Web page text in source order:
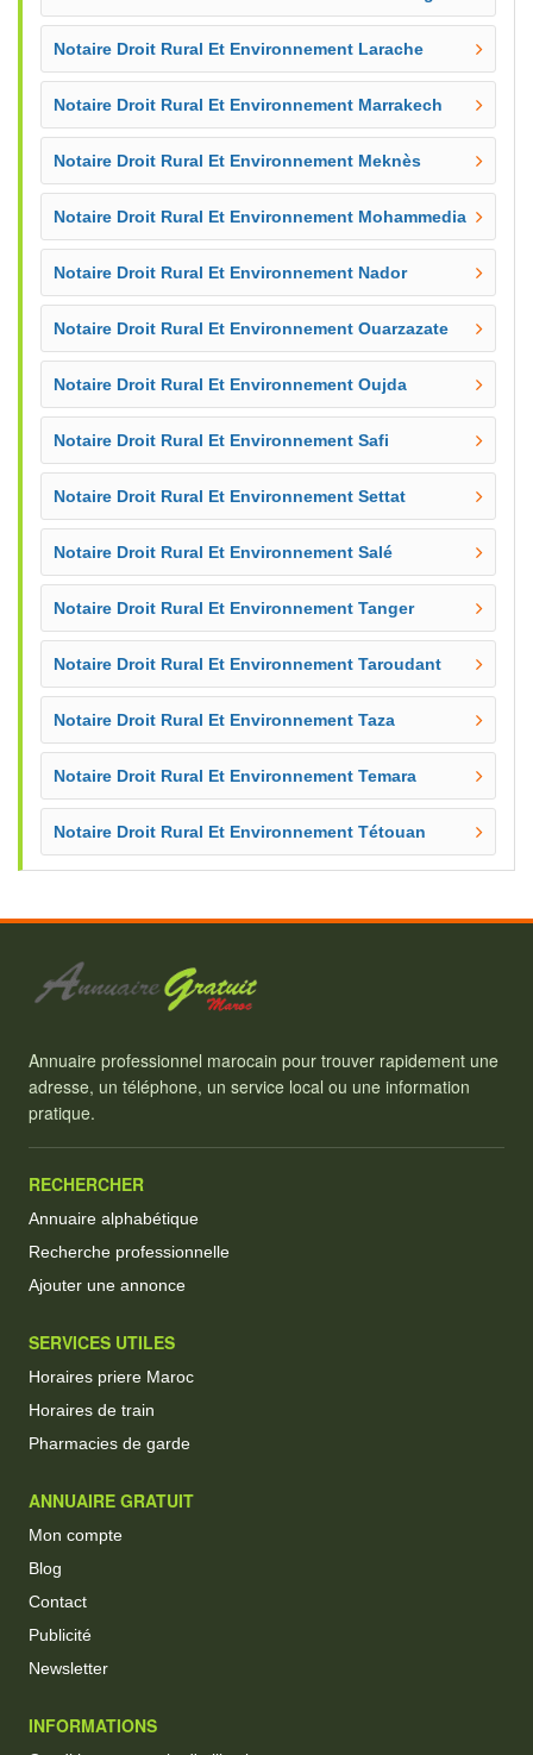
Notaire Droit Rural Et Environnement Larache
Notaire Droit Rural Et Environnement Marrakech
Notaire Droit Rural Et Environnement Meknès
Notaire Droit Rural Et Environnement Mohammedia
Notaire Droit Rural Et Environnement Nador
Notaire Droit Rural Et Environnement Ouarzazate
Notaire Droit Rural Et Environnement Oujda
Notaire Droit Rural Et Environnement Safi
Notaire Droit Rural Et Environnement Settat
Notaire Droit Rural Et Environnement Salé
Notaire Droit Rural Et Environnement Tanger
Notaire Droit Rural Et Environnement Taroudant
Notaire Droit Rural Et Environnement Taza
Notaire Droit Rural Et Environnement Temara
Notaire Droit Rural Et Environnement Tétouan
Annuaire professionnel marocain pour trouver rapidement une
adresse, un téléphone, un service local ou une information
pratique.
RECHERCHER
Annuaire alphabétique
Recherche professionnelle
Ajouter une annonce
SERVICES UTILES
Horaires priere Maroc
Horaires de train
Pharmacies de garde
ANNUAIRE GRATUIT
Mon compte
Blog
Contact
Publicité
Newsletter
INFORMATIONS